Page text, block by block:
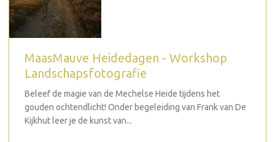
MaasMauve Heidedagen - Workshop
Landschapsfotografie
Beleef de magie van de Mechelse Heide tijdens het
gouden ochtendlicht! Onder begeleiding van Frank van De
Kijkhut leer je de kunst van...